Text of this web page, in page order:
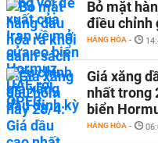
Bỏ mặt
điều chỉnh
HÀNG HÓA -
Giá xăng
nhất trong
biển
HÀNG HÓA -